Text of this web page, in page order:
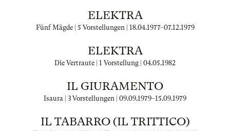
ELEKTRA
Fünf Mägde | 5 Vorstellungen | 18.04.1977–07.12.1979
ELEKTRA
Die Vertraute | 1 Vorstellung | 04.05.1982
IL GIURAMENTO
Isaura | 3 Vorstellungen | 09.09.1979–15.09.1979
IL TABARRO (IL TRITTICO)